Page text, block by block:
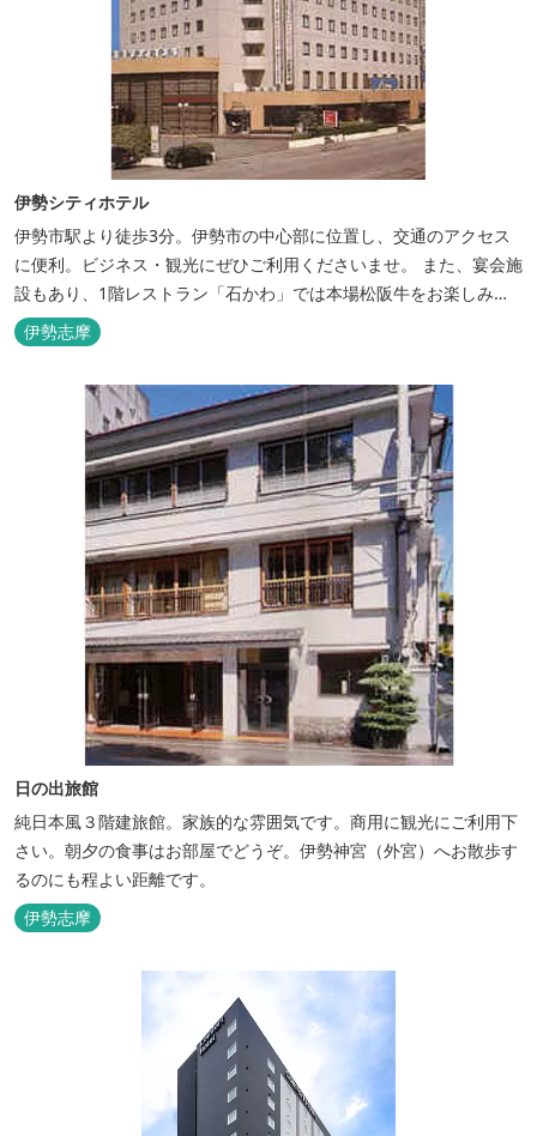
伊勢シティホテル
伊勢市駅より徒歩3分。伊勢市の中心部に位置し、交通のアクセス
に便利。ビジネス・観光にぜひご利用くださいませ。 また、宴会施
設もあり、1階レストラン「石かわ」では本場松阪牛をお楽しみい
ただけます。
伊勢志摩
日の出旅館
純日本風３階建旅館。家族的な雰囲気です。商用に観光にご利用下
さい。朝夕の食事はお部屋でどうぞ。伊勢神宮（外宮）へお散歩す
るのにも程よい距離です。
伊勢志摩